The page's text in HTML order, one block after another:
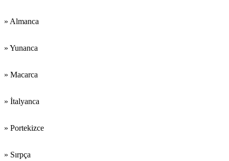
» Almanca
» Yunanca
» Macarca
» İtalyanca
» Portekizce
» Sırpça